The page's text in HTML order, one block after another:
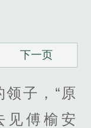
下一页
子，“原
见傅榆安